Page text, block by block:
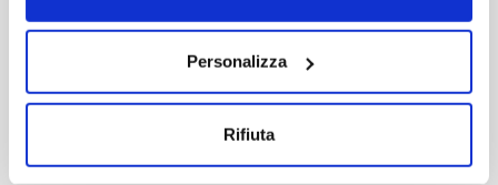
momento dalla Dichiarazione sui cookie o facendo clic
Con il tuo consenso, vorremmo anche:
raccogliere informazioni sulla tua posizione
Personalizza
Rifiuta
50126 Fi
i.v.
PRIVACY POLICY
NOTE LEGALI
COOKIE
WHISTLEBLOWING
CREDITS